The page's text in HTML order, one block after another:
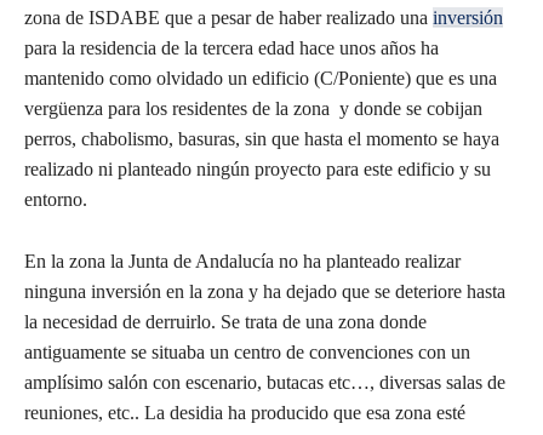
zona de ISDABE que a pesar de haber realizado una inversión
para la residencia de la tercera edad hace unos años ha
mantenido como olvidado un edificio (C/Poniente) que es una
vergüenza para los residentes de la zona y donde se cobijan
perros, chabolismo, basuras, sin que hasta el momento se haya
realizado ni planteado ningún proyecto para este edificio y su
entorno.
En la zona la Junta de Andalucía no ha planteado realizar
ninguna inversión en la zona y ha dejado que se deteriore hasta
la necesidad de derruirlo. Se trata de una zona donde
antiguamente se situaba un centro de convenciones con un
amplísimo salón con escenario, butacas etc…, diversas salas de
reuniones, etc.. La desidia ha producido que esa zona esté